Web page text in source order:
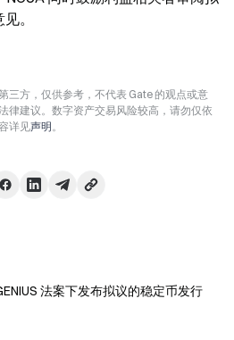
。
三方，仅供参考，不代表 Gate 的观点或意
律建议。数字资产交易风险较高，请勿仅依
详见声明。
法案下发布拟议的稳定币发行